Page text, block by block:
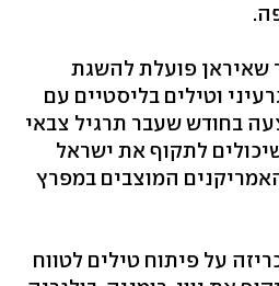
שאיראן פועלת להשגת
וטילים בליסטיים עם
בחודש שעבר תרגיל צבאי
לתקוף את ישראל
המוצבים במפרץ
על פיתוח טילים לטווח